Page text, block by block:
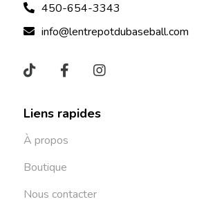
450-654-3343
info@lentrepotdubaseball.com
Liens rapides
À propos
Boutique
Nous contacter